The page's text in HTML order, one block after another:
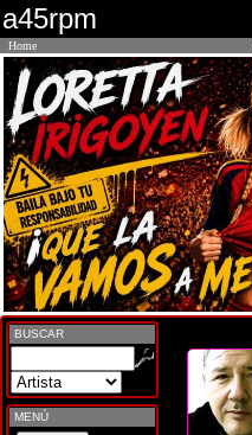
a45rpm
Home
BUSCAR
MENÚ